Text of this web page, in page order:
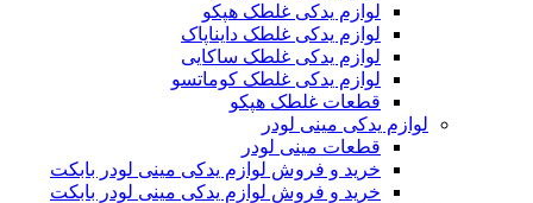
لوازم یدکی غلطک هپکو
لوازم یدکی غلطک دایناپاک
لوازم یدکی غلطک ساکایی
لوازم یدکی غلطک کوماتسو
قطعات غلطک هپکو
لوازم یدکی مینی لودر
قطعات مینی لودر
خرید و فروش لوازم یدکی مینی لودر بابکت
خرید و فروش لوازم یدکی مینی لودر بابکت